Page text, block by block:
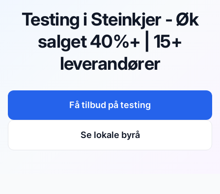
Testing i Steinkjer - Øk
salget 40%+ | 15+
leverandører
Få tilbud påtesting
Se lokale byrå